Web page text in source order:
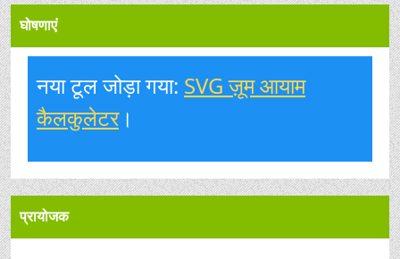
घोषणाएं
नया टूल जोड़ा गया: SVG ज़ूम आयाम
कैलकुलेटर।
प्रायोजक